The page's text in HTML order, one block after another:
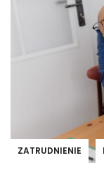
ZATRUDNIENIE